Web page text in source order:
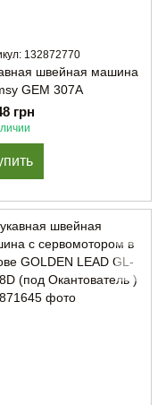
132872770
швейная машина
GEM 307А
грн